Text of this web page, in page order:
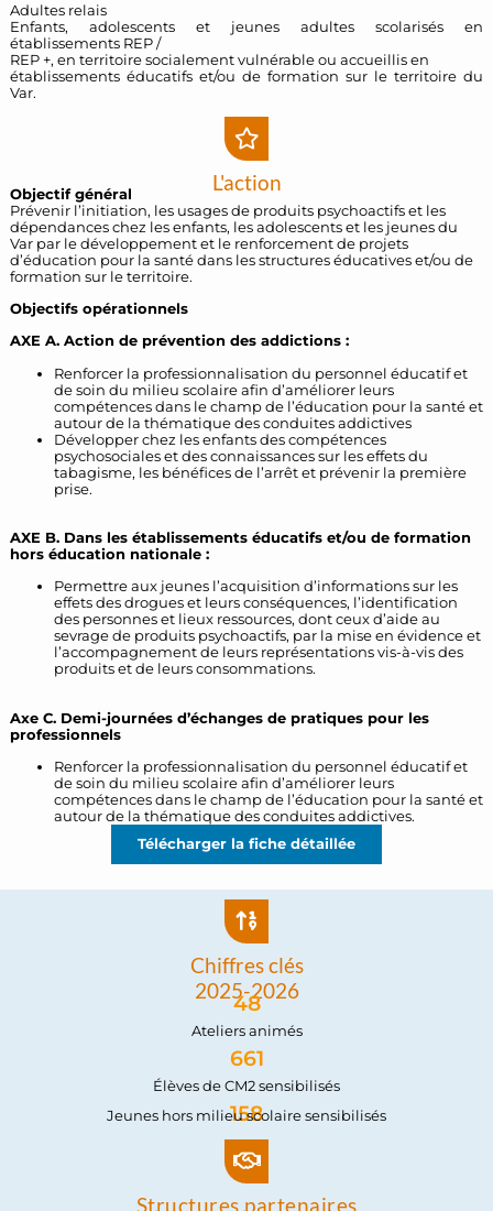
Adultes relais
Enfants, adolescents et jeunes adultes scolarisés en
établissements REP /
REP +, en territoire socialement vulnérable ou accueillis en
établissements éducatifs et/ou de formation sur le territoire du
Var.
L'action
Objectif général
Prévenir l’initiation, les usages de produits psychoactifs et les
dépendances chez les enfants, les adolescents et les jeunes du
Var par le développement et le renforcement de projets
d’éducation pour la santé dans les structures éducatives et/ou de
formation sur le territoire.
Objectifs opérationnels
AXE A. Action de prévention des addictions :
Renforcer la professionnalisation du personnel éducatif et
de soin du milieu scolaire afin d’améliorer leurs
compétences dans le champ de l’éducation pour la santé et
autour de la thématique des conduites addictives
Développer chez les enfants des compétences
psychosociales et des connaissances sur les effets du
tabagisme, les bénéfices de l’arrêt et prévenir la première
prise.
AXE B. Dans les établissements éducatifs et/ou de formation
hors éducation nationale :
Permettre aux jeunes l’acquisition d’informations sur les
effets des drogues et leurs conséquences, l’identification
des personnes et lieux ressources, dont ceux d’aide au
sevrage de produits psychoactifs, par la mise en évidence et
l’accompagnement de leurs représentations vis-à-vis des
produits et de leurs consommations.
Axe C. Demi-journées d’échanges de pratiques pour les
professionnels
Renforcer la professionnalisation du personnel éducatif et
de soin du milieu scolaire afin d’améliorer leurs
compétences dans le champ de l’éducation pour la santé et
autour de la thématique des conduites addictives.
Télécharger la fiche détaillée
Chiffres clés
2025-2026
Ateliers animés
48
Élèves de CM2 sensibilisés
661
158
Jeunes hors milieu scolaire sensibilisés
Structures partenaires